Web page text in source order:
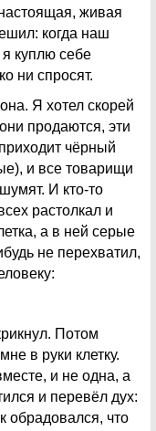
живая
когда наш
куплю себе
ни спросят.
Я хотел скорей
продаются, эти
чёрный
и все товарищи
И кто-то
растолкал и
а в ней серые
не перехватил,
Потом
в руки клетку.
и не одна, а
и перевёл дух:
обрадовался, что